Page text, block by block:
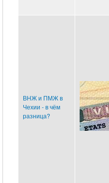
ВНЖ и ПМЖ в
Чехии - в чём
разница?